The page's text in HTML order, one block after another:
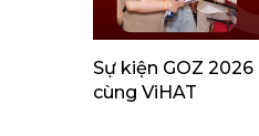
Sự kiện GOZ
cùng ViHAT